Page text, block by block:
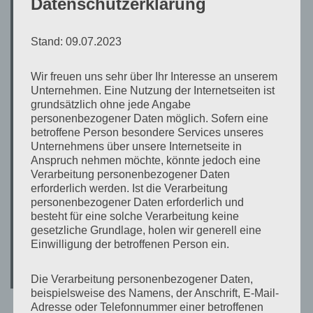
Direktor: Prof. Dr. med. Daniel Sedding
Medizinische Fakultät der Martin Luther Universität Halle-
Universitätsklinik und Poliklinik für Herzchirurgie
Ernst-Grube-Strasse 40
06120 Halle
Direktor: Prof. Dr. med. habil. Gábor Szabó, PhD
Medizinische Fakultät der Martin Luther Universität Halle-
Wittenberg
Klinik und Poliklinik für Diagnostische Radiologie
Ernst-Grube-Strasse 40
06120 Halle
Direktor: Prof. Dr. Dr. Walter A. Wohlgemuth
Dr. med. D. Stoevesandt
Datenschutzerklärung
Stand: 09.07.2023
Wir freuen uns sehr über Ihr Interesse an unserem
Unternehmen. Eine Nutzung der Internetseiten ist
grundsätzlich ohne jede Angabe
personenbezogener Daten möglich. Sofern eine
betroffene Person besondere Services unseres
Unternehmens über unsere Internetseite in
Anspruch nehmen möchte, könnte jedoch eine
Verarbeitung personenbezogener Daten
erforderlich werden. Ist die Verarbeitung
personenbezogener Daten erforderlich und
besteht für eine solche Verarbeitung keine
gesetzliche Grundlage, holen wir generell eine
Einwilligung der betroffenen Person ein.
Die Verarbeitung personenbezogener Daten,
beispielsweise des Namens, der Anschrift, E-Mail-
Adresse oder Telefonnummer einer betroffenen